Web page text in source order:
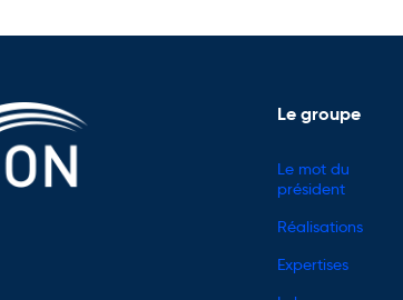
Le groupe
Le mot du
président
Réalisations
Expertises